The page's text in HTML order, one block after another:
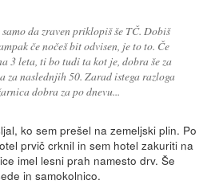
da zraven priklopiš še TČ. Dobiš
če nočeš bit odvisen, je to to. Če
3 leta, ti bo tudi ta kot je, dobra še za
za naslednjih 50. Zarad istega razloga
dobra za po dnevu...
ko sem prešel na zemeljski plin. Po
prvič crknil in sem hotel zakuriti na
imel lesni prah namesto drv. Še
in samokolnico.